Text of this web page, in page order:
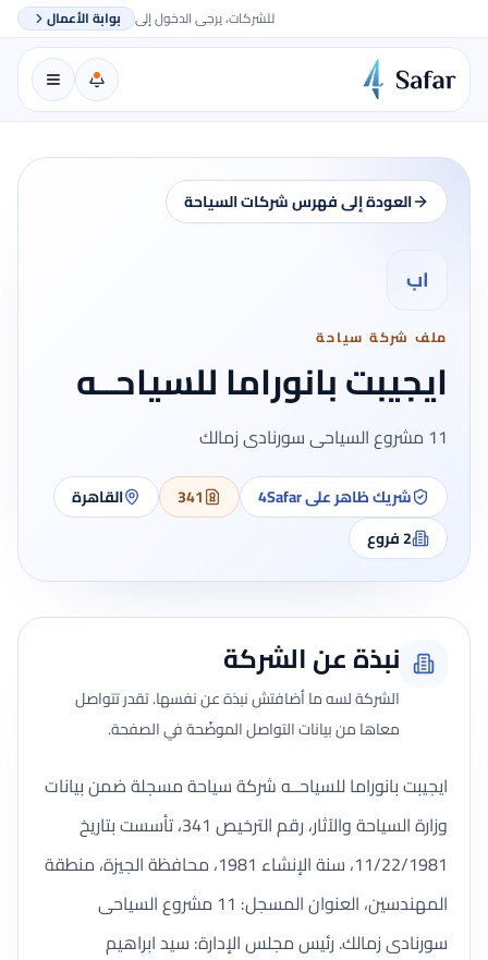
للشركات، يرجى الدخول إلى بوابة الأعمال
العودة إلى فهرس شركات السياحة
اب
ملف شركة سياحة
ايجيبت بانوراما للسياحــه
11 مشروع السياحى سورنادى زمالك
شريك ظاهر على 4Safar 341
القاهرة
2فروع
نبذة عن الشركة
الشركة لسه ما أضافتش نبذة عن نفسها. تقدر تتواصل
معاها من بيانات التواصل الموضّحة في الصفحة.
ايجيبت بانوراما للسياحــه شركة سياحة مسجلة ضمن بيانات
وزارة السياحة والآثار، رقم الترخيص 341، تأسست بتاريخ
11/22/1981، سنة الإنشاء 1981، محافظة الجيزة، منطقة
المهندسين، العنوان المسجل: 11 مشروع السياحى
سورنادى زمالك. رئيس مجلس الإدارة: سيد ابراهيم